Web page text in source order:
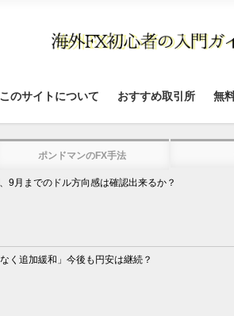
このサイトについて おすすめ取引所 無
ポンドマンのFX手法
9月までのドル方向感は確認出来るか？
く追加緩和」今後も円安は継続？